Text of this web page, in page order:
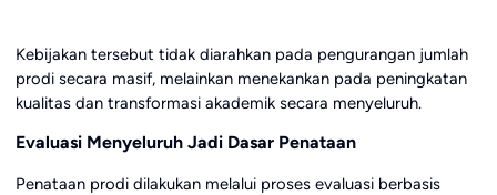
Kebijakan tersebut tidak diarahkan pada pengurangan jumlah
prodi secara masif, melainkan menekankan pada peningkatan
kualitas dan transformasi akademik secara menyeluruh.
Evaluasi Menyeluruh Jadi Dasar Penataan
Penataan prodi dilakukan melalui proses evaluasi berbasis